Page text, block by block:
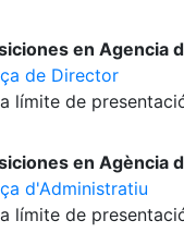
en Agencia
de Director
límite de
en Agència
d'Administratiu
límite de